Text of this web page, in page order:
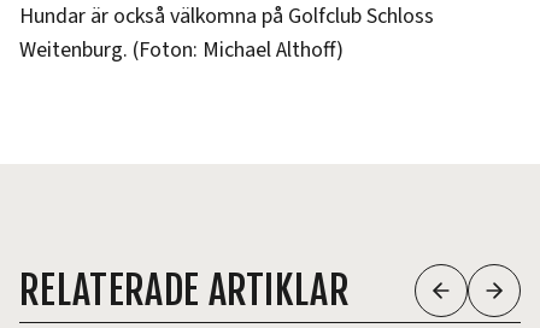
Hundar är också välkomna på Golfclub Schloss
Weitenburg. (Foton: Michael Althoff)
RELATERADE ARTIKLAR